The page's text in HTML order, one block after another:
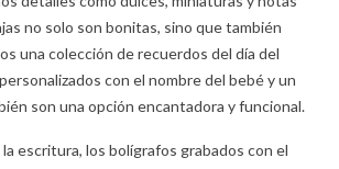
no solo son bonitas, sino que también
una colección de recuerdos del día del
con el nombre del bebé y un
son una opción encantadora y funcional.
escritura, los bolígrafos grabados con el